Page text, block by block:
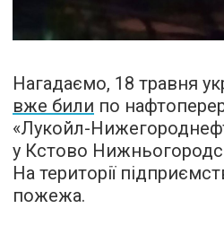
Нагадаємо, 18 травня
вже били по
«Лукойл-
у Кстово
На території
пожежа.